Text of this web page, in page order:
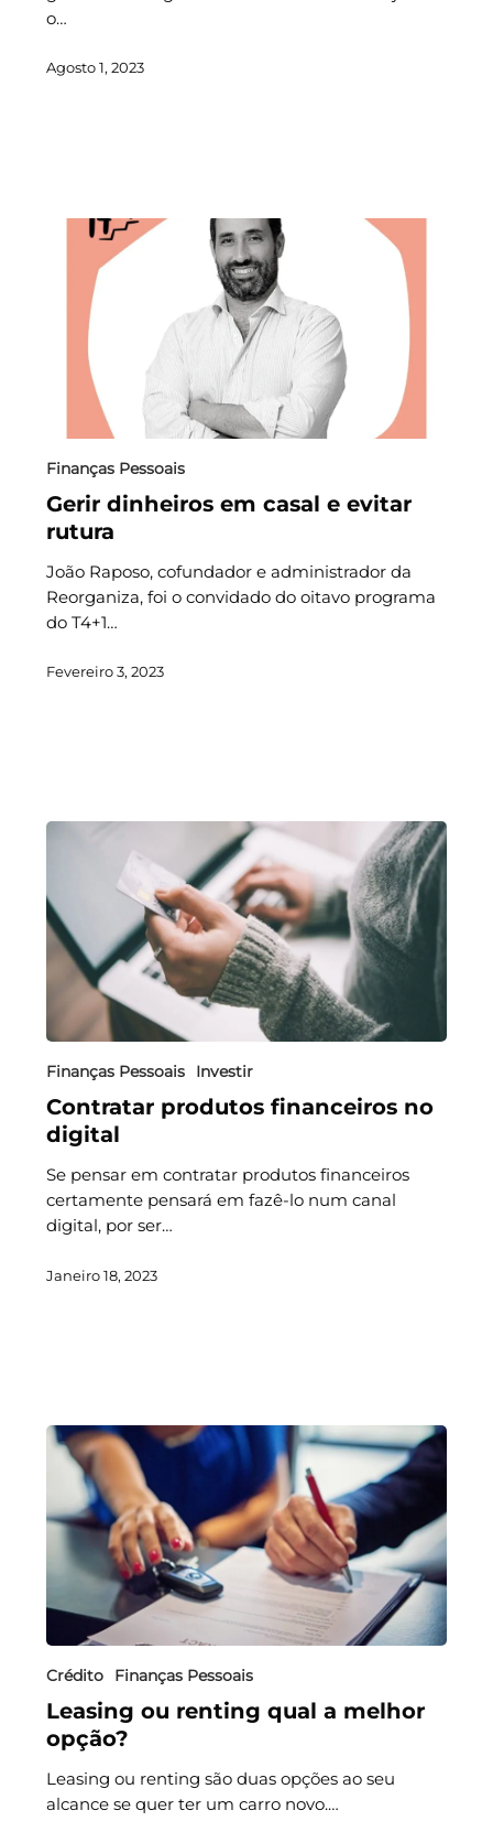
o…
Agosto 1, 2023
Finanças Pessoais
Gerir dinheiros em casal e evitar
rutura
João Raposo, cofundador e administrador da
Reorganiza, foi o convidado do oitavo programa
do T4+1…
Fevereiro 3, 2023
Finanças Pessoais Investir
Contratar produtos financeiros no
digital
Se pensar em contratar produtos financeiros
certamente pensará em fazê-lo num canal
digital, por ser…
Janeiro 18, 2023
Crédito Finanças Pessoais
Leasing ou renting qual a melhor
opção?
Leasing ou renting são duas opções ao seu
alcance se quer ter um carro novo.…